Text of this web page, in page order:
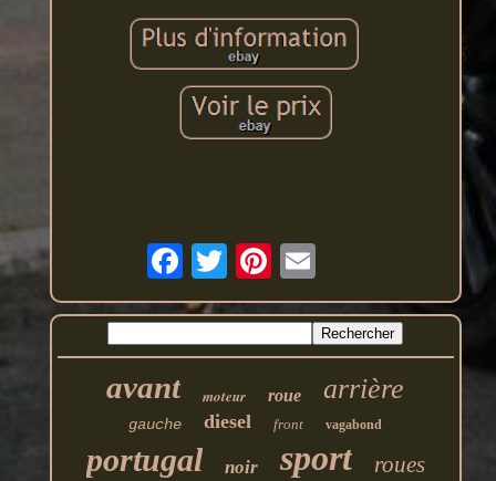
avant moteur roue arrière
gauche diesel front vagabond
portugal noir sport roues